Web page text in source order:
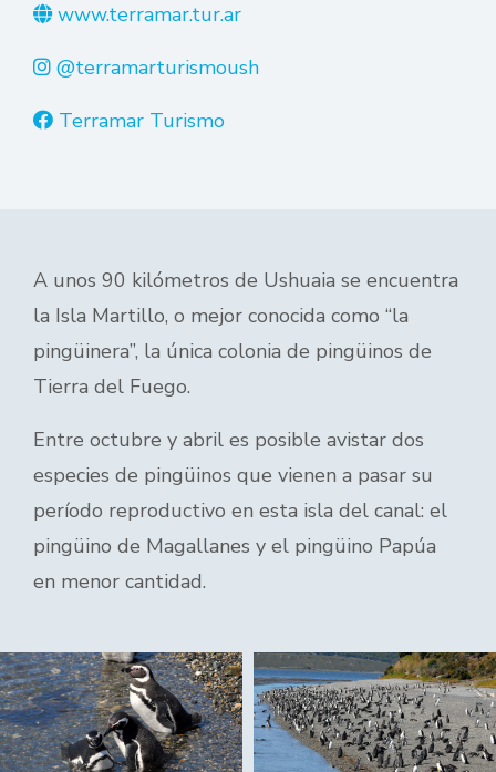
www.terramar.tur.ar
@terramarturismoush
Terramar Turismo
A unos 90 kilómetros de Ushuaia se encuentra
la Isla Martillo, o mejor conocida como “la
pingüinera”, la única colonia de pingüinos de
Tierra del Fuego.
Entre octubre y abril es posible avistar dos
especies de pingüinos que vienen a pasar su
período reproductivo en esta isla del canal: el
pingüino de Magallanes y el pingüino Papúa
en menor cantidad.